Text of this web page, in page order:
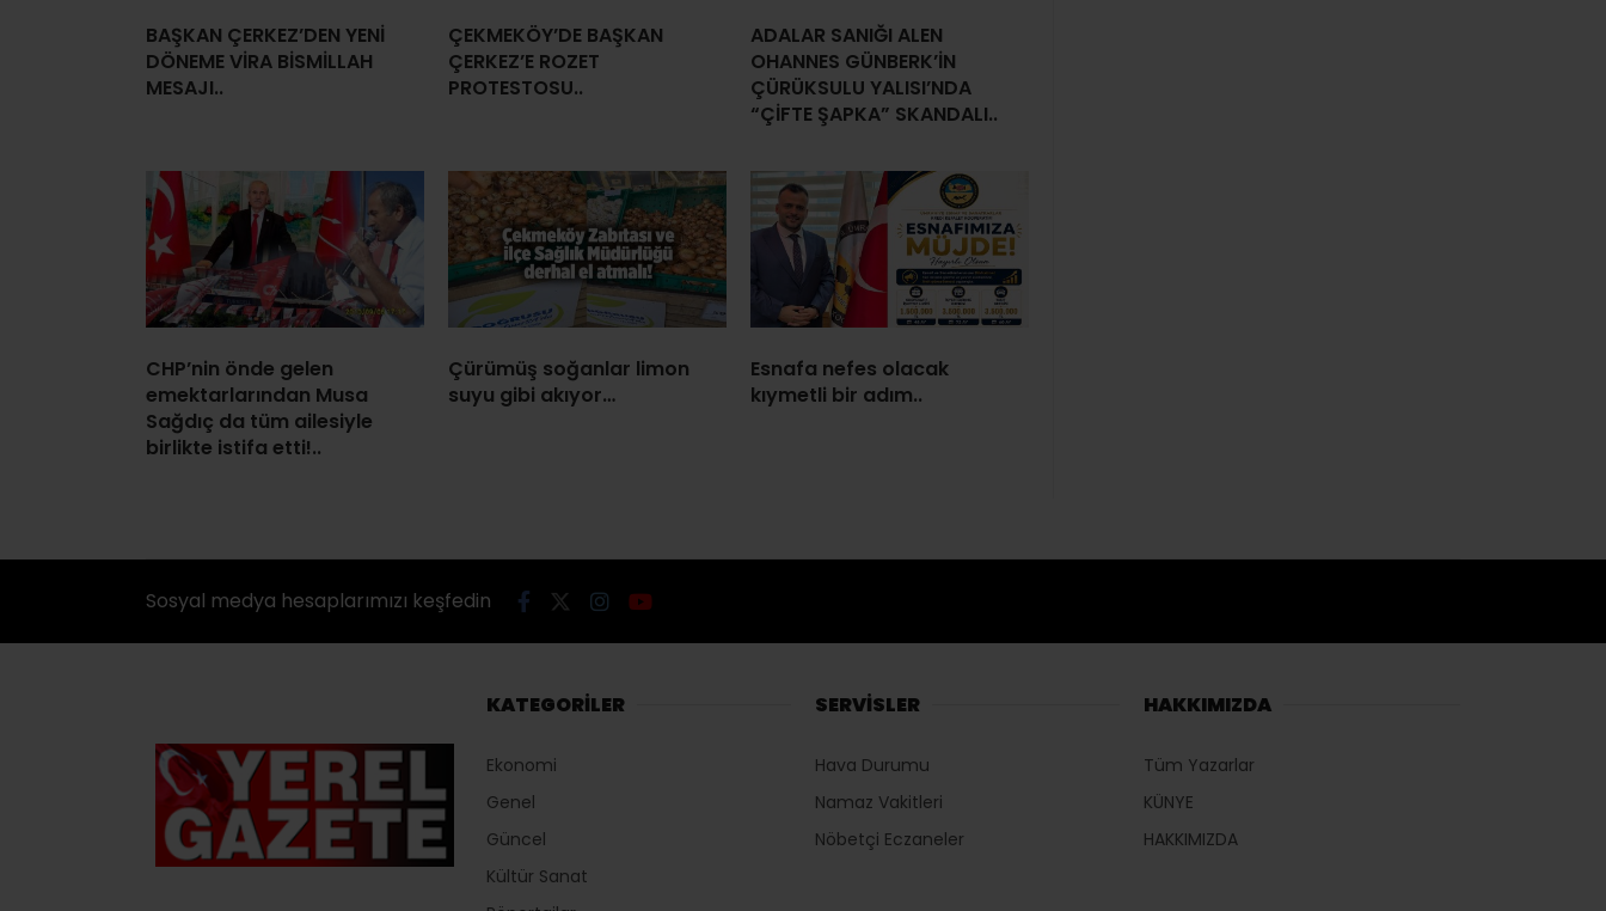
BAŞKAN ÇERKEZ’DEN YENİ
DÖNEME VİRA BİSMİLLAH
MESAJI..
ÇEKMEKÖY’DE BAŞKAN
ÇERKEZ’E ROZET
PROTESTOSU..
ADALAR SANIĞI ALEN
OHANNES GÜNBERK’İN
ÇÜRÜKSULU YALISI’NDA
“ÇİFTE ŞAPKA” SKANDALI..
CHP’nin önde gelen
emektarlarından Musa
Sağdıç da tüm ailesiyle
birlikte istifa etti!..
Çürümüş soğanlar limon
suyu gibi akıyor…
Esnafa nefes olacak
kıymetli bir adım..
Sosyal medya hesaplarımızı keşfedin
KATEGORİLER
Ekonomi
Genel
Güncel
Kültür Sanat
SERVİSLER
Hava Durumu
Namaz Vakitleri
Nöbetçi Eczaneler
HAKKIMIZDA
Tüm Yazarlar
KÜNYE
HAKKIMIZDA